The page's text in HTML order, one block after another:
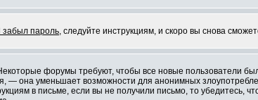
забыл пароль, следуйте инструкциям, и скоро вы снова
форумы требуют, чтобы все новые пользователи
— она уменьшает возможности для анонимных
в письме, если вы не получили письмо, то убедитесь,